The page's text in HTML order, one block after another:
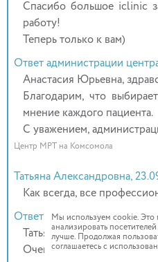
Спасибо большое iclinic
работу!
Теперь только к вам)
Ответ администрации
Анастасия Юрьевна,
Благодарим, что
мнение каждого пациента.
С уважением,
Центр МРТ на Комсомола
Татьяна Александровна,
Как всегда, все
Ответ администрации
Татьяна Александровна,
Очень рады, что
Мы используем cookie. Это
анализировать
лучше. Продолжая
соглашаетесь с